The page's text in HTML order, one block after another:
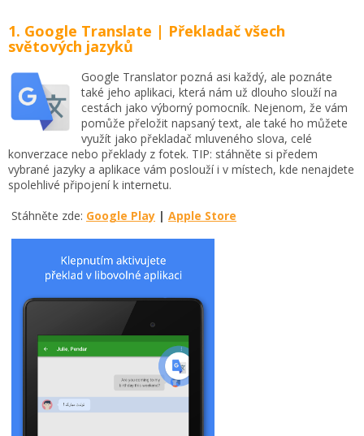
1. Google Translate | Překladač všech
světových jazyků
Google Translator pozná asi každý, ale poznáte
také jeho aplikaci, která nám už dlouho slouží na
cestách jako výborný pomocník. Nejenom, že vám
pomůže přeložit napsaný text, ale také ho můžete
využít jako překladač mluveného slova, celé
konverzace nebo překlady z fotek. TIP: stáhněte si předem
vybrané jazyky a aplikace vám poslouží i v místech, kde nenajdete
spolehlivé připojení k internetu.
Stáhněte zde: Google Play | Apple Store